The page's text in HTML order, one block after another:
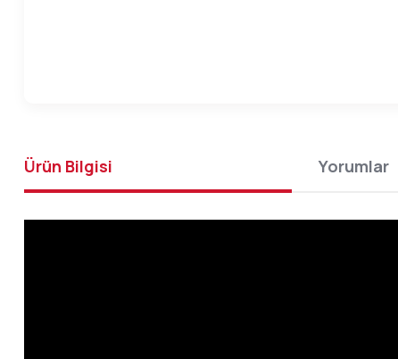
Ürün Bilgisi Yorumlar